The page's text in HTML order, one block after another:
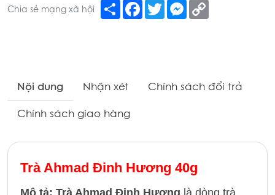
Chia sẻ mạng xã hội Share Facebook
TwitterMessenger
Nội dung Nhận xét
Chính sách đổi trả
Chính sách giao hàng
Trà Ahmad Đinh Hương 40g